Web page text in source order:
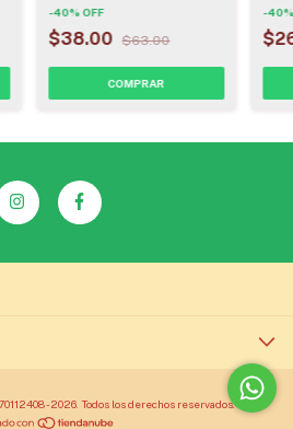
-40%OFF
$38.00 $63.00
-40
- 2026. Todos los derechos reservados.